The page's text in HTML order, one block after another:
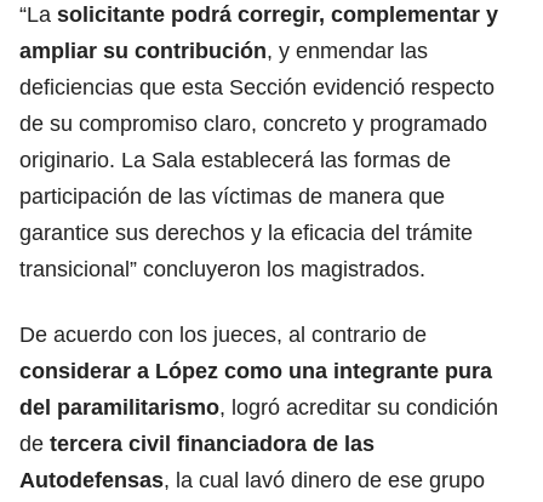
“La solicitante podrá corregir, complementar y
ampliar su contribución, y enmendar las
deficiencias que esta Sección evidenció respecto
de su compromiso claro, concreto y programado
originario. La Sala establecerá las formas de
participación de las víctimas de manera que
garantice sus derechos y la eficacia del trámite
transicional” concluyeron los magistrados.
De acuerdo con los jueces, al contrario de
considerar a López como una integrante pura
del paramilitarismo, logró acreditar su condición
de tercera civil financiadora de las
Autodefensas, la cual lavó dinero de ese grupo